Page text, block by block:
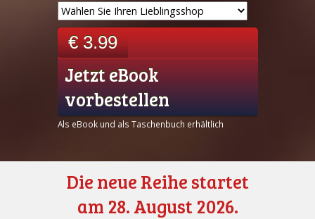
€ 3.99
Jetzt eBook
vorbestellen
Als eBook und als Taschenbuch erhältlich
Die neue Reihe startet
am 28. August 2026.